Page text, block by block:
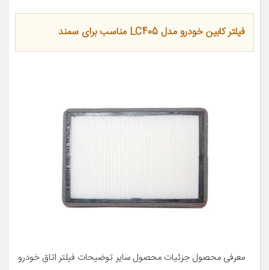
فیلتر کابین خودرو مدل LC405 مناسب برای سمند
معرفی محصول جزئیات محصول سایر توضیحات فیلتر اتاق خودرو